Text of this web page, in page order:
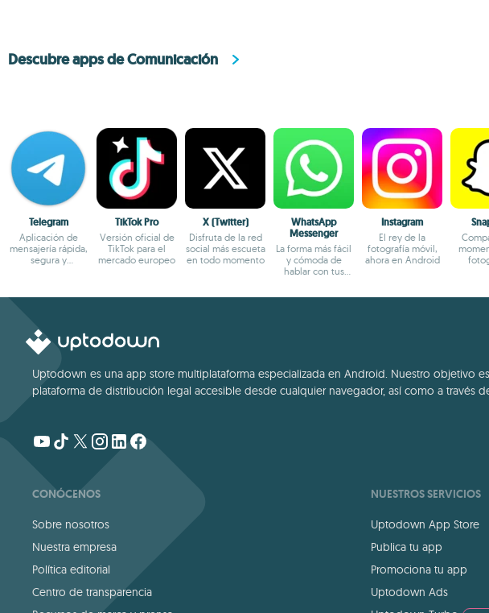
Descubre apps de Comunicación
Telegram
Aplicación de
mensajería rápida,
segura y
TikTok Pro
Versión oficial de
TikTok para el
mercado europeo
X (Twitter)
Disfruta de la red
social más escueta
en todo momento
WhatsApp
Messenger
La forma más fácil
y cómoda de
hablar con tus
Instagram
El rey de la
fotografía móvil,
ahora en Android
Uptodown es una app store multiplataforma especializada en Android. Nuestro objetivo
plataforma de distribución legal accesible desde cualquier navegador, así como a través
CONÓCENOS
Sobre nosotros
Nuestra empresa
Política editorial
Centro de transparencia
NUESTROS SERVICIOS
Uptodown App Store
Publica tu app
Promociona tu app
Uptodown Ads